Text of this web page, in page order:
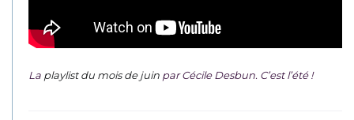
La playlist du mois de juin par Cécile Desbun. C’est l’été !